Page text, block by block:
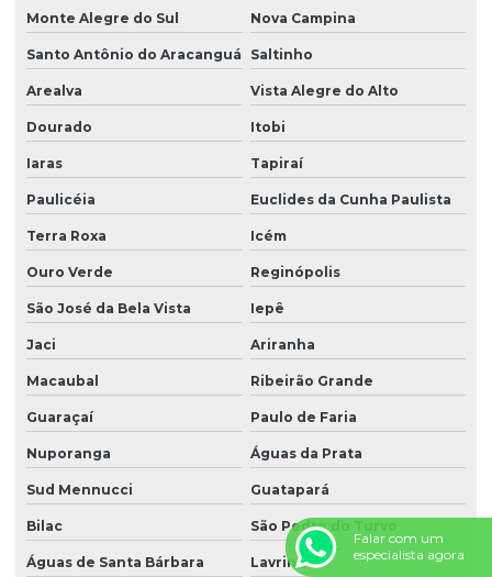
Monte Alegre do Sul Nova Campina
Santo Antônio do Aracanguá Saltinho
Arealva Vista Alegre do Alto
Dourado Itobi
Iaras Tapiraí
Paulicéia Euclides da Cunha Paulista
Terra Roxa Icém
Ouro Verde Reginópolis
São José da Bela Vista Iepê
Jaci Ariranha
Macaubal Ribeirão Grande
Guaraçaí Paulo de Faria
Nuporanga Águas da Prata
Sud Mennucci Guatapará
Bilac São Pedro do Turvo
Águas de Santa Bárbara Lavrinhas
Falar com um
especialista agora